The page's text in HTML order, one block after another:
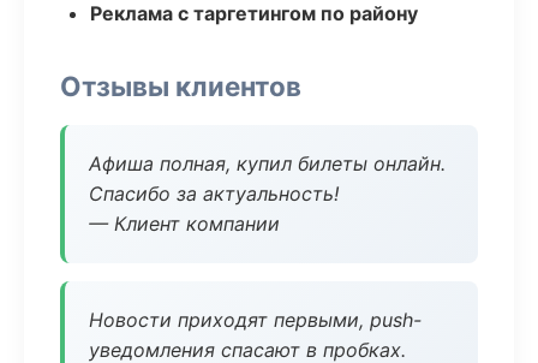
Реклама с таргетингом по району
Отзывы клиентов
Афиша полная, купил билеты онлайн.
Спасибо за актуальность!
— Клиент компании
Новости приходят первыми, push-
уведомления спасают в пробках.